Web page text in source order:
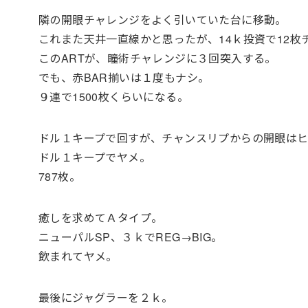
隣の開眼チャレンジをよく引いていた台に移動。
これまた天井一直線かと思ったが、14ｋ投資で12枚
このARTが、瞳術チャレンジに３回突入する。
でも、赤BAR揃いは１度もナシ。
９連で1500枚くらいになる。
ドル１キープで回すが、チャンスリプからの開眼はヒ
ドル１キープでヤメ。
787枚。
癒しを求めてＡタイプ。
ニューパルSP、３ｋでREG→BIG。
飲まれてヤメ。
最後にジャグラーを２ｋ。